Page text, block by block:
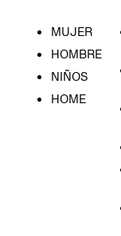
MUJER
HOMBRE
NIÑOS
HOME